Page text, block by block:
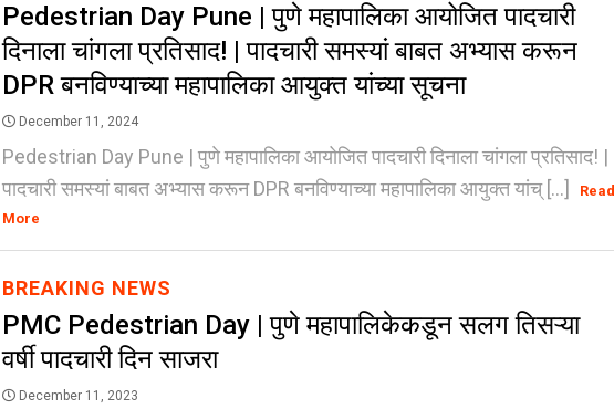
Pedestrian Day Pune | पुणे महापालिका आयोजित पादचारी
दिनाला चांगला प्रतिसाद! | पादचारी समस्यां बाबत अभ्यास करून
DPR बनविण्याच्या महापालिका आयुक्त यांच्या सूचना
December 11, 2024
Pedestrian Day Pune | पुणे महापालिका आयोजित पादचारी दिनाला चांगला प्रतिसाद! |
पादचारी समस्यां बाबत अभ्यास करून DPR बनविण्याच्या महापालिका आयुक्त यांच् [...]
Read
More
BREAKING NEWS
PMC Pedestrian Day | पुणे महापालिकेकडून सलग तिसऱ्या
वर्षी पादचारी दिन साजरा
December 11, 2023